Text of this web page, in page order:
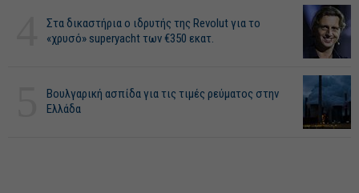
Στα δικαστήρια ο ιδρυτής της Revolut για το
«χρυσό» superyacht των €350 εκατ.
Βουλγαρική ασπίδα για τις τιμές ρεύματος στην
Ελλάδα